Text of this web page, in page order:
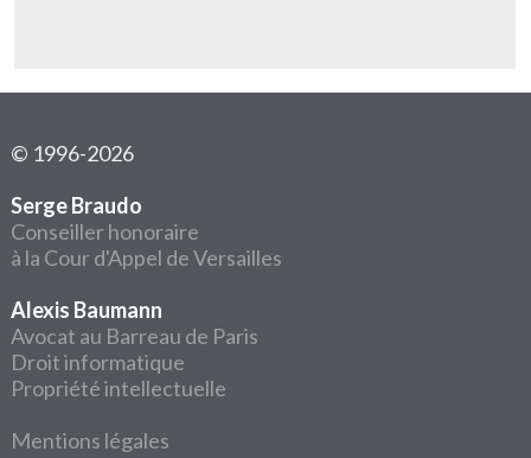
© 1996-2026
Serge Braudo
Conseiller honoraire
à la Cour d'Appel de Versailles
Alexis Baumann
Avocat au Barreau de Paris
Droit informatique
Propriété intellectuelle
Mentions légales